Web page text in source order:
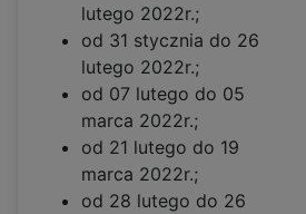
lutego 2022r.;
od 31 stycznia do 26
lutego 2022r.;
od 07 lutego do 05
marca 2022r.;
od 21 lutego do 19
marca 2022r.;
od 28 lutego do 26